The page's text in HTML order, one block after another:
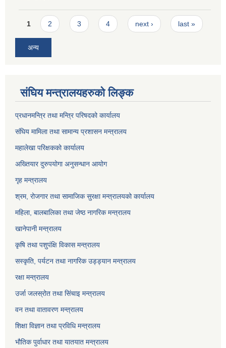
Pages
1 2 3 4 next › last »
अन्य
संघिय मन्त्रालयहरुको लिङ्‍क
प्रधानमन्त्रि तथा मन्त्रि परिषदको कार्यालय
संघिय मामिला तथा सामान्य प्रशासन मन्त्रालय
महालेखा परिक्षकको कार्यालय
अख्तियार दुरुपयोगा अनुसन्धान आयोग
गृह मन्त्रालय
श्रम, रोजगार तथा सामाजिक सुरक्षा मन्त्रालयको कार्यालय
महिला, बालबालिका तथा जेष्ठ नागरिक मन्त्रालय
खानेपानी मन्त्रालय
कृषि तथा पशुपंक्षि विकास मन्त्रालय
सस्कृति, पर्यटन तथा नागरिक उड्ड्यान मन्त्रालय
रक्षा मन्त्रालय
उर्जा जलस्रोत तथा सिंचाइ मन्‍त्रालय
वन तथा वातावरण मन्त्रालय
शिक्षा विज्ञान तथा प्रविधि मन्त्रालय
भौतिक पुर्वाधार तथा यातयात मन्त्रालय